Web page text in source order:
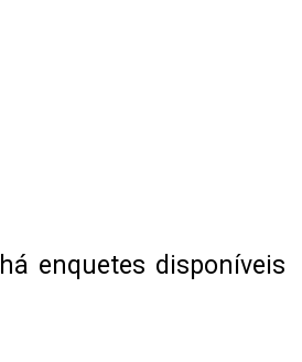
enquetes disponíveis